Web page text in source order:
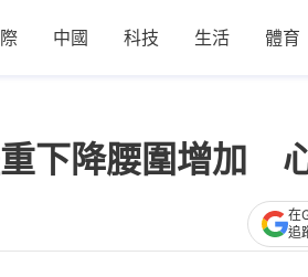
中國 科技 生活 體育
下降腰圍增加
在
追